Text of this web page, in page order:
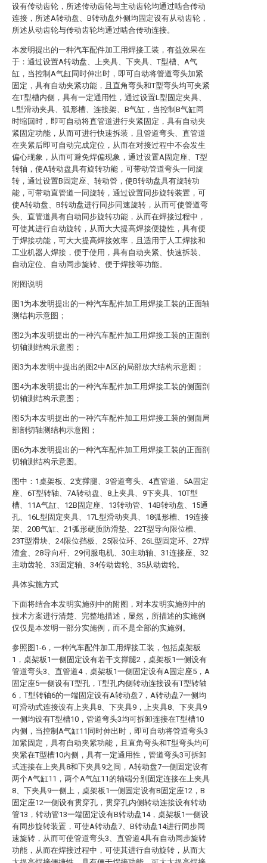
设有传动齿轮，所述传动齿轮与主动齿轮均通过啮合传动
连接，所述A转动盘、B转动盘外侧均固定设有从动齿轮，
所述从动齿轮与传动齿轮均通过啮合传动连接。
本发明提出的一种汽车配件加工用焊接工装，有益效果在
于：通过设置A转动盘、上夹具、下夹具、T型槽、A气
缸，当控制A气缸同时伸出时，即可自动将管道弯头加紧
固定，具有自动夹紧功能，且直角弯头和T型弯头均可夹紧
在T型槽内侧，具有一定通用性，通过设置L型固定夹具、
L型滑动夹具、弧形槽、连接架、B气缸，当控制B气缸同
时缩回时，即可自动将直管道进行夹紧固定，具有自动夹
紧固定功能，从而可进行快速拆装，且管道弯头、直管道
在夹紧后即可自动完成定位，从而在对接过程中不会发生
偏心现象，从而可避免焊偏现象，通过设置A固定座、T型
转轴，使A转动盘具有旋转功能，可带动管道弯头一同旋
转，通过设置B固定座、转动管，使B转动盘具有旋转功
能，可带动直管道一同旋转，通过设置同步旋转装置，可
使A转动盘、B转动盘进行同步同速旋转，从而可使管道弯
头、直管道具有自动同步旋转功能，从而在焊接过程中，
可使其进行自动旋转，从而大大提高焊接便捷性，具有便
于焊接功能，可大大提高焊接效率，且适用于人工焊接和
工业机器人焊接，便于使用，具有自动夹紧、快速拆装、
自动定位、自动同步旋转、便于焊接等功能。
附图说明
图1为本发明提出的一种汽车配件加工用焊接工装的正面轴
测结构示意图；
图2为本发明提出的一种汽车配件加工用焊接工装的正面剖
切轴测结构示意图；
图3为本发明中提出的图2中A区的局部放大结构示意图；
图4为本发明提出的一种汽车配件加工用焊接工装的侧面剖
切轴测结构示意图；
图5为本发明提出的一种汽车配件加工用焊接工装的侧面局
部剖切轴测结构示意图；
图6为本发明提出的一种汽车配件加工用焊接工装的正面剖
切轴测结构示意图。
图中：1桌架板、2支撑腿、3管道弯头、4直管道、5A固定
座、6T型转轴、7A转动盘、8上夹具、9下夹具、10T型
槽、11A气缸、12B固定座、13转动管、14B转动盘、15通
孔、16L型固定夹具、17L型滑动夹具、18弧形槽、19连接
架、20B气缸、21弧形硬质防滑垫、22T型导向限位槽、
23T型滑块、24限位挡板、25限位环、26L型固定环、27焊
渣盒、28导向杆、29伺服电机、30主动轴、31连接座、32
主动齿轮、33固定轴、34传动齿轮、35从动齿轮。
具体实施方式
下面将结合本发明实施例中的附图，对本发明实施例中的
技术方案进行清楚、完整地描述，显然，所描述的实施例
仅仅是本发明一部分实施例，而不是全部的实施例。
参照图1-6，一种汽车配件加工用焊接工装，包括桌架板
1，桌架板1一侧固定设有若干支撑腿2，桌架板1一侧设有
管道弯头3、直管道4，桌架板1一侧固定设有A固定座5，A
固定座5一侧设有T型孔，T型孔内侧转动连接设有T型转轴
6，T型转轴6的一端固定设有A转动盘7，A转动盘7一侧均
可滑动式连接设有上夹具8、下夹具9，上夹具8、下夹具9
一侧均设有T型槽10，管道弯头3均可拆卸连接在T型槽10
内侧，当控制A气缸11同时伸出时，即可自动将管道弯头3
加紧固定，具有自动夹紧功能，且直角弯头和T型弯头均可
夹紧在T型槽10内侧，具有一定通用性，管道弯头3可拆卸
式连接在上夹具8和下夹具9之间，A转动盘7一侧固定设有
两个A气缸11，两个A气缸11的轴端分别固定连接在上夹具
8、下夹具9一侧上，桌架板1一侧固定设有B固定座12，B
固定座12一侧设有贯穿孔，贯穿孔内侧转动连接设有转动
管13，转动管13一端固定设有B转动盘14，桌架板1一侧设
有同步旋转装置，可使A转动盘7、B转动盘14进行同步同
速旋转，从而可使管道弯头3、直管道4具有自动同步旋转
功能，从而在焊接过程中，可使其进行自动旋转，从而大